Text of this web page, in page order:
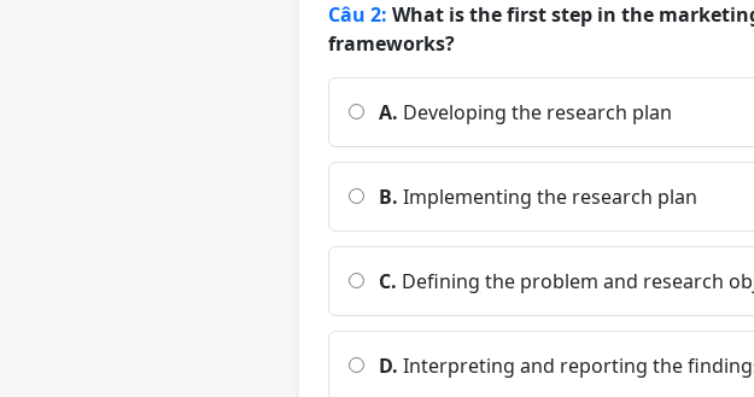
Câu 2: What is the first step in the
frameworks?
A. Developing the research plan
B. Implementing the research plan
C. Defining the problem and research
D. Interpreting and reporting the